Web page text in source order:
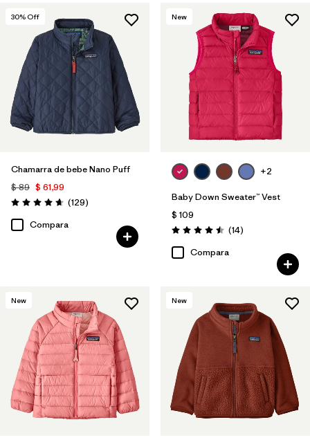
30% Off
Chamarra de bebe Nano Puff
$ 89 $ 61,99
Valoración: 4.7 / 5
(129Comentarios
)
Compara
New
+2
Baby Down Sweater™ Vest
$ 109
Valoración: 4.5 / 5
(14Comentarios
)
Compara
New New